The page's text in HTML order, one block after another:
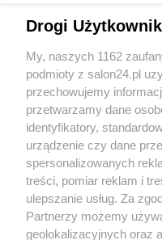
Sport
Społeczeństwo
Kultura
X Facebook
Drogi
My, naszych 1162
podmioty z salon24.pl
przechowujemy
przetwarzamy dane
identyfikatory,
urządzenie czy dane
spersonalizowanych
treści, pomiar reklam i
ulepszanie usług. Za
Partnerzy możemy
geolokalizacyjnych oraz